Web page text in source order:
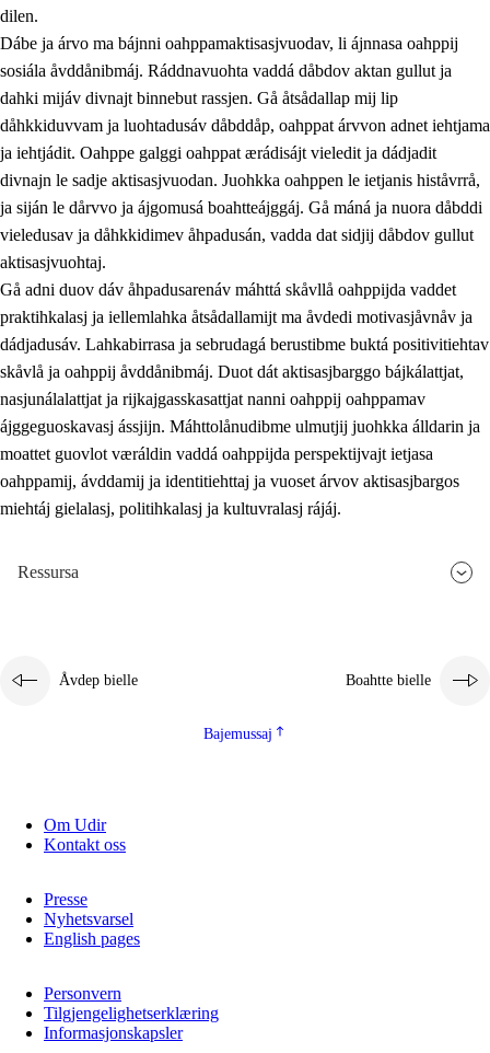
dilen.
Dábe ja árvo ma bájnni oahppamaktisasjvuodav, li ájnnasa oahppij
sosiála åvddånibmáj. Ráddnavuohta vaddá dåbdov aktan gullut ja
dahki mijáv divnajt binnebut rassjen. Gå åtsådallap mij lip
dåhkkiduvvam ja luohtadusáv dåbddåp, oahppat árvvon adnet iehtjama
ja iehtjádit. Oahppe galggi oahppat ærádisájt vieledit ja dádjadit
divnajn le sadje aktisasjvuodan. Juohkka oahppen le ietjanis histåvrrå,
ja siján le dårvvo ja ájgomusá boahtteájggáj. Gå máná ja nuora dåbddi
vieledusav ja dåhkkidimev åhpadusán, vadda dat sidjij dåbdov gullut
aktisasjvuohtaj.
Gå adni duov dáv åhpadusarenáv máhttá skåvllå oahppijda vaddet
praktihkalasj ja iellemlahka åtsådallamijt ma åvdedi motivasjåvnåv ja
dádjadusáv. Lahkabirrasa ja sebrudagá berustibme buktá positivitiehtav
skåvlå ja oahppij åvddånibmáj. Duot dát aktisasjbarggo bájkálattjat,
nasjunálalattjat ja rijkajgasskasattjat nanni oahppij oahppamav
ájggeguoskavasj ássjijn. Máhttolånudibme ulmutjij juohkka álldarin ja
moattet guovlot væráldin vaddá oahppijda perspektijvajt ietjasa
oahppamij, ávddamij ja identitiehttaj ja vuoset árvov aktisasjbargos
miehtáj gielalasj, politihkalasj ja kultuvralasj rájáj.
Ressursa
Åvdep bielle Boahtte bielle
Bajemussaj
Om Udir
Kontakt oss
Presse
Nyhetsvarsel
English pages
Personvern
Tilgjengelighetserklæring
Informasjonskapsler